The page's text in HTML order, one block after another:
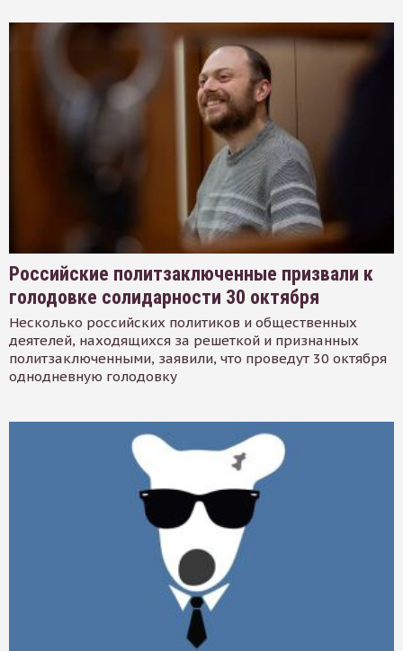
Российские политзаключенные призвали к
голодовке солидарности 30 октября
Несколько российских политиков и общественных
деятелей, находящихся за решеткой и признанных
политзаключенными, заявили, что проведут 30 октября
однодневную голодовку